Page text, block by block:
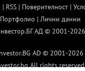
| RSS| Поверителност|
Портфолио | Лични данни
АД © 2001-2026
AD © 2001-2026
All rights